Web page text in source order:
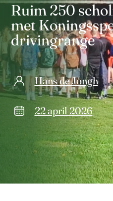
Ruim 250
met
drivingrange
Hans de Jongh
22 april 2026